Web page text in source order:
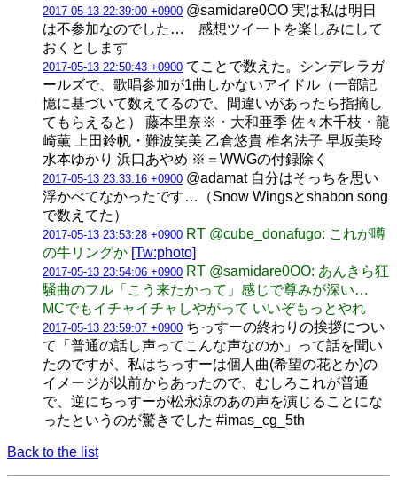
2017-05-13 22:39:00 +0900 @samidare0OO 実は私は明日
は不参加なのでした… 感想ツイートを楽しみにして
おくとします
2017-05-13 22:50:43 +0900 てことで数えた。シンデレラガ
ールズで、歌唱参加が1曲しかないアイドル（一部記
憶に基づいて数えてるので、間違いがあったら指摘し
てもらえると） 藤本里奈※・大和亜季 佐々木千枝・龍
崎薫 上田鈴帆・難波笑美 乙倉悠貴 椎名法子 早坂美玲
水本ゆかり 浜口あやめ ※＝WWGの付録除く
2017-05-13 23:33:16 +0900 @adamat 自分はそっちを思い
浮かべてなかったです…（Snow Wingsとshabon song
で数えてた）
2017-05-13 23:53:28 +0900 RT @cube_donafugo: これが噂
の牛リングか [Tw:photo]
2017-05-13 23:54:06 +0900 RT @samidare0OO: あんきら狂
騒曲のフル「こう来たかって」感じで尊みが深い…
MCでもイチャイチャしやがって いいぞもっとやれ
2017-05-13 23:59:07 +0900 ちっすーの終わりの挨拶につい
て「普通の話し声ってこんな声なのか」って話を聞い
たのですが、私はちっすーは個人曲(希望の花とか)の
イメージが以前からあったので、むしろこれが普通
で、逆にちっすーが松永涼のあの声を演じることにな
ったというのが驚きでした #imas_cg_5th
Back to the list